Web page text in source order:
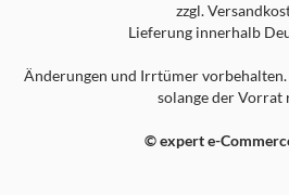
zzgl.
Lieferung innerhalb
Änderungen und Irrtümer
solange der Vorrat
© expert e-